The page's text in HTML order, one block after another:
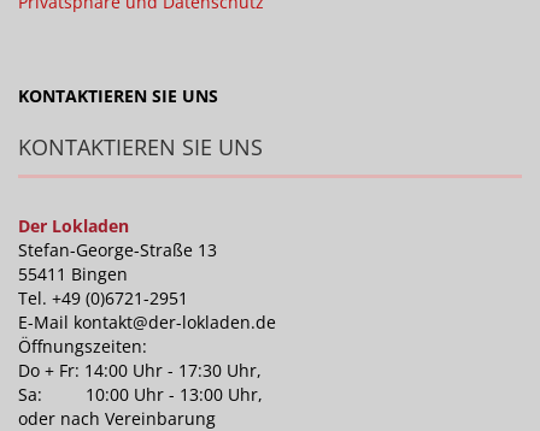
KONTAKTIEREN SIE UNS
KONTAKTIEREN SIE UNS
Der Lokladen
Stefan-George-Straße 13
55411 Bingen
Tel. +49 (0)6721-2951
E-Mail kontakt@der-lokladen.de
Öffnungszeiten:
Do + Fr: 14:00 Uhr - 17:30 Uhr,
Sa: 10:00 Uhr - 13:00 Uhr,
oder nach Vereinbarung